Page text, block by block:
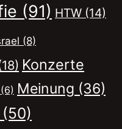
(91) HTW (14)
(8)
Konzerte
(6) Meinung (36)
(50)